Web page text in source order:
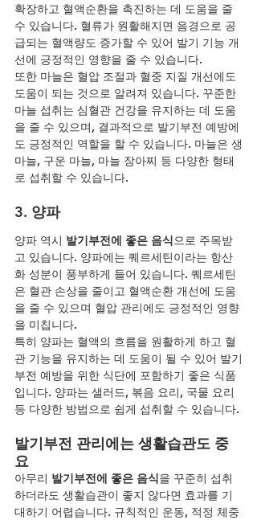
확장하고 혈액순환을 촉진하는 데 도움을 줄
수 있습니다. 혈류가 원활해지면 음경으로 공
급되는 혈액량도 증가할 수 있어 발기 기능 개
선에 긍정적인 영향을 줄 수 있습니다.
또한 마늘은 혈압 조절과 혈중 지질 개선에도
도움이 되는 것으로 알려져 있습니다. 꾸준한
마늘 섭취는 심혈관 건강을 유지하는 데 도움
을 줄 수 있으며, 결과적으로 발기부전 예방에
도 긍정적인 역할을 할 수 있습니다. 마늘은 생
마늘, 구운 마늘, 마늘 장아찌 등 다양한 형태
로 섭취할 수 있습니다.
3. 양파
양파 역시 발기부전에 좋은 음식으로 주목받
고 있습니다. 양파에는 퀘르세틴이라는 항산
화 성분이 풍부하게 들어 있습니다. 퀘르세틴
은 혈관 손상을 줄이고 혈액순환 개선에 도움
을 줄 수 있으며 혈압 관리에도 긍정적인 영향
을 미칩니다.
특히 양파는 혈액의 흐름을 원활하게 하고 혈
관 기능을 유지하는 데 도움이 될 수 있어 발기
부전 예방을 위한 식단에 포함하기 좋은 식품
입니다. 양파는 샐러드, 볶음 요리, 국물 요리
등 다양한 방법으로 쉽게 섭취할 수 있습니다.
발기부전 관리에는 생활습관도 중
요
아무리 발기부전에 좋은 음식을 꾸준히 섭취
하더라도 생활습관이 좋지 않다면 효과를 기
대하기 어렵습니다. 규칙적인 운동, 적정 체중